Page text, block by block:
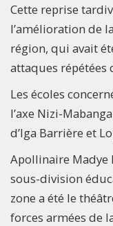
Cette reprise
l’amélioration de
région, qui avait
attaques répétées
Les écoles
l’axe Nizi-
d’Iga Barrière et
Apollinaire Madye
sous-division
zone a été le
forces armées de